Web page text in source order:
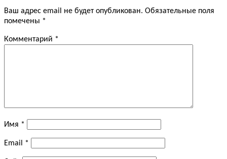
Ваш адрес email не будет опубликован. Обязательные поля
помечены *
Комментарий *
Имя *
Email *